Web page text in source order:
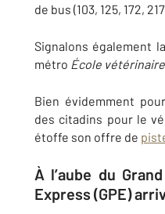
de bus (103, 125, 172,
Signalons également
métro École vétérinaire
Bien évidemment
des citadins pour le
étoffe son offre de
À l’aube du
Express (GPE)